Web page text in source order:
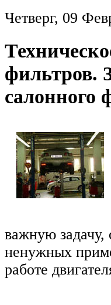
Четверг, 09
фильтров.
салонного
важную задачу,
ненужных
работе